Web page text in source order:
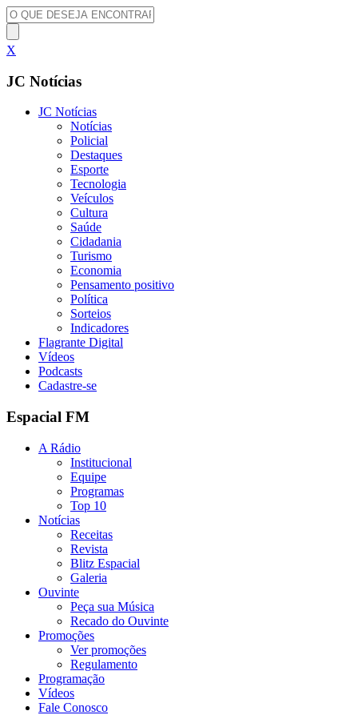
X
JC Notícias
JC Notícias
Notícias
Policial
Destaques
Esporte
Tecnologia
Veículos
Cultura
Saúde
Cidadania
Turismo
Economia
Pensamento positivo
Política
Sorteios
Indicadores
Flagrante Digital
Vídeos
Podcasts
Cadastre-se
Espacial FM
A Rádio
Institucional
Equipe
Programas
Top 10
Notícias
Receitas
Revista
Blitz Espacial
Galeria
Ouvinte
Peça sua Música
Recado do Ouvinte
Promoções
Ver promoções
Regulamento
Programação
Vídeos
Fale Conosco